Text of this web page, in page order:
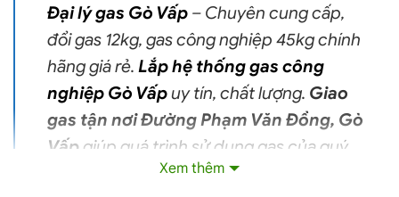
Đại lý gas Gò Vấp – Chuyên cung cấp,
đổi gas 12kg, gascông nghiệp 45kg chính
hãng giá rẻ. Lắp hệ thống gas công
nghiệp Gò Vấpuy tín, chất lượng. Giao
gas tận nơi Đường Phạm Văn Đồng, Gò
Vấp giúp quá trình sử dụng gas của quý
khách hiệu quả hơn.
Xem thêm